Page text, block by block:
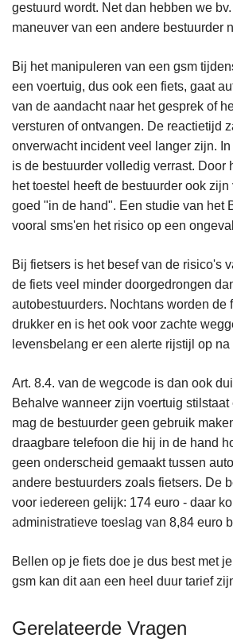
gestuurd wordt. Net dan hebben we
maneuver van een andere bestuurder
Bij het manipuleren van een gsm
een voertuig, dus ook een fiets, gaat
van de aandacht naar het gesprek of
versturen of ontvangen. De reactietijd
onverwacht incident veel langer zijn. In
is de bestuurder volledig verrast. Door
het toestel heeft de bestuurder ook
goed "in de hand". Een studie van het
vooral sms'en het risico op een
Bij fietsers is het besef van de risico's
de fiets veel minder doorgedrongen
autobestuurders. Nochtans worden de
drukker en is het ook voor zachte
levensbelang er een alerte rijstijl op na
Art. 8.4. van de wegcode is dan ook
Behalve wanneer zijn voertuig stilstaat
mag de bestuurder geen gebruik
draagbare telefoon die hij in de hand
geen onderscheid gemaakt tussen
andere bestuurders zoals fietsers. De
voor iedereen gelijk: 174 euro - daar
administratieve toeslag van 8,84 euro
Bellen op je fiets doe je dus best met
gsm kan dit aan een heel duur tarief
Gerelateerde Vragen